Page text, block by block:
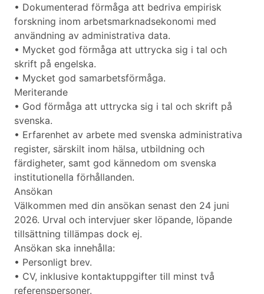
• Dokumenterad förmåga att bedriva empirisk
forskning inom arbetsmarknadsekonomi med
användning av administrativa data.
• Mycket god förmåga att uttrycka sig i tal och
skrift på engelska.
• Mycket god samarbetsförmåga.
Meriterande
• God förmåga att uttrycka sig i tal och skrift på
svenska.
• Erfarenhet av arbete med svenska administrativa
register, särskilt inom hälsa, utbildning och
färdigheter, samt god kännedom om svenska
institutionella förhållanden.
Ansökan
Välkommen med din ansökan senast den 24 juni
2026. Urval och intervjuer sker löpande, löpande
tillsättning tillämpas dock ej.
Ansökan ska innehålla:
• Personligt brev.
• CV, inklusive kontaktuppgifter till minst två
referenspersoner.